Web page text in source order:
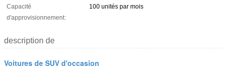
Capacité
d'approvisionnement:
100 unités par mois
description de
Voitures de SUV d'occasion